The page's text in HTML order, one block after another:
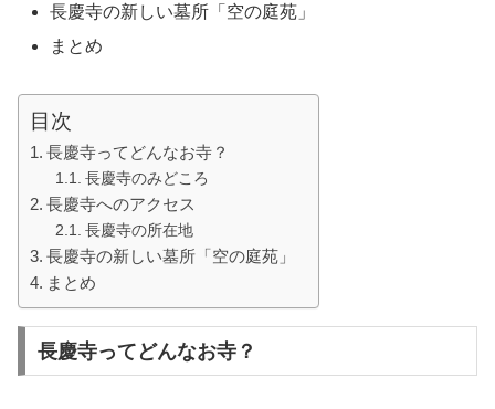
長慶寺の新しい墓所「空の庭苑」
まとめ
目次
長慶寺ってどんなお寺？
長慶寺のみどころ
長慶寺へのアクセス
長慶寺の所在地
長慶寺の新しい墓所「空の庭苑」
まとめ
長慶寺ってどんなお寺？